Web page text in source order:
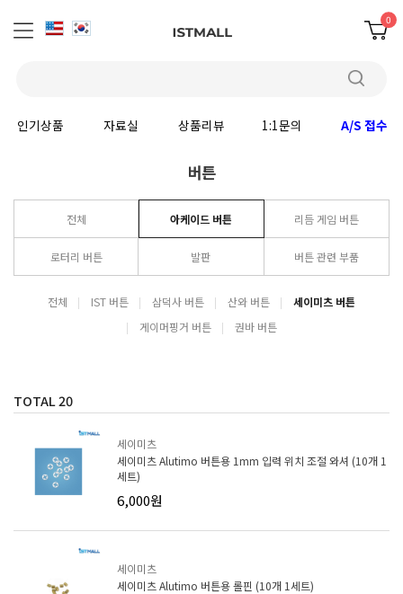
0
인기상품 자료실 상품리뷰 1:1문의 A/S 접수
버튼
전체 아케이드 버튼 리듬 게임 버튼
로터리 버튼 발판 버튼 관련 부품
전체 IST 버튼 삼덕사 버튼 산와 버튼
세이미츠 버튼
게이머핑거 버튼
권바 버튼
TOTAL20
세이미츠
세이미츠 Alutimo 버튼용 1mm 입력 위치 조절 와셔 (10개 1
세트)
6,000원
세이미츠
세이미츠 Alutimo 버튼용 롤핀 (10개 1세트)